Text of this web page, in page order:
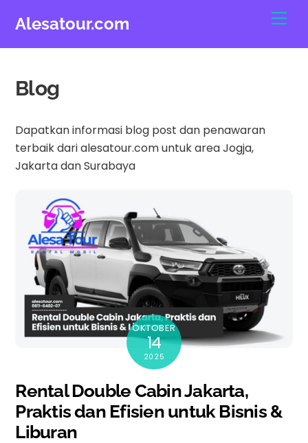
Alesatour.com
Blog
Dapatkan informasi blog post dan penawaran
terbaik dari alesatour.com untuk area Jogja,
Jakarta dan Surabaya
OKTOBER
14
2025
Rental Double Cabin Jakarta,
Praktis dan Efisien untuk Bisnis &
Liburan